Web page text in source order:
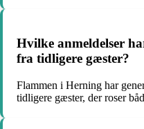
Hvilke anmeldelser
fra tidligere gæster?
Flammen i Herning har
tidligere gæster, der roser